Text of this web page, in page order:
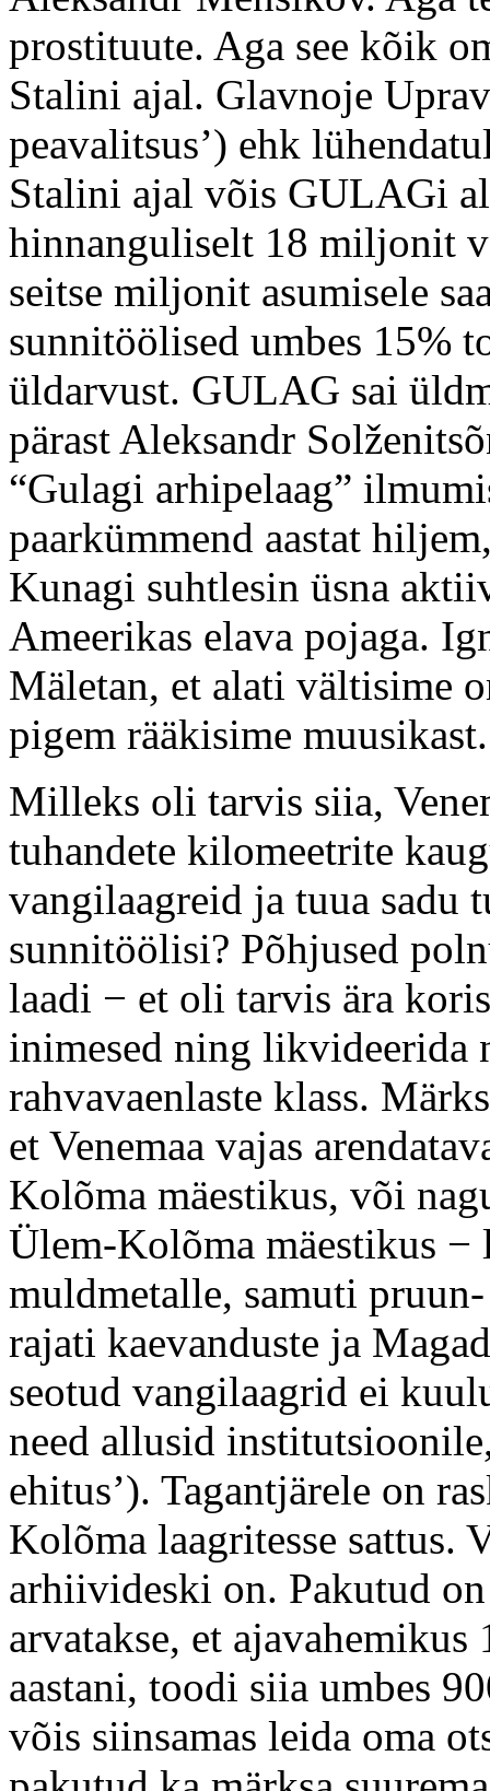
prostituute. Aga see kõik
Stalini ajal. Glavnoje
peavalitsus’) ehk
Stalini ajal võis GULAGi
hinnanguliselt 18 miljonit
seitse miljonit asumisele
sunnitöölised umbes 15%
üldarvust. GULAG sai
pärast Aleksandr
“Gulagi arhipelaag”
paarkümmend aastat
Kunagi suhtlesin üsna
Ameerikas elava pojaga.
Mäletan, et alati vältisime
pigem rääkisime muusikast.
Milleks oli tarvis siia,
tuhandete kilomeetrite
vangilaagreid ja tuua
sunnitöölisi? Põhjused
laadi − et oli tarvis ära
inimesed ning likvideerida
rahvavaenlaste klass.
et Venemaa vajas
Kolõma mäestikus, või
Ülem-Kolõma mäestikus
muldmetalle, samuti
rajati kaevanduste ja
seotud vangilaagrid ei
need allusid
ehitus’). Tagantjärele on
Kolõma laagritesse
arhiivideski on. Pakutud
arvatakse, et
aastani, toodi siia umbes
võis siinsamas leida oma